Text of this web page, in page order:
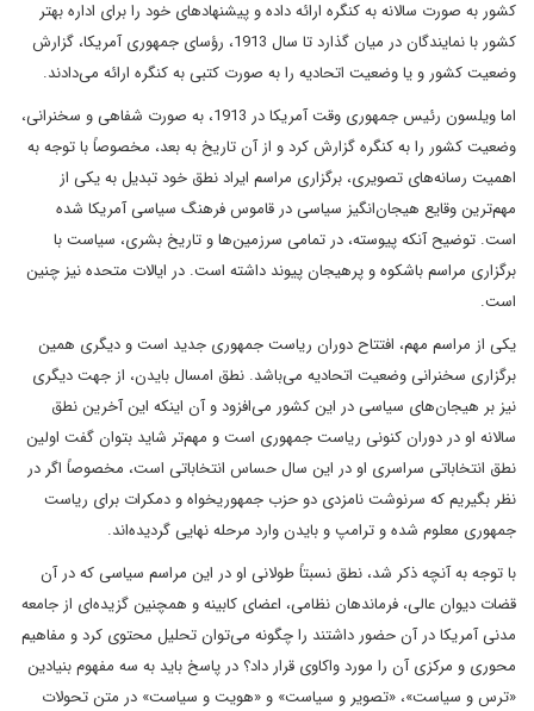
کشور به صورت سالانه به کنگره ارائه داده و پیشنهادهای خود را برای اداره بهتر
کشور با نمایندگان در میان گذارد تا سال 1913، رؤسای جمهوری آمریکا، گزارش
وضعیت کشور و یا وضعیت اتحادیه را به صورت کتبی به کنگره ارائه می‌دادند.
اما ویلسون رئیس جمهوری وقت آمریکا در 1913، به صورت شفاهی و سخنرانی،
وضعیت کشور را به کنگره گزارش کرد و از آن تاریخ به بعد، مخصوصاً با توجه به
اهمیت رسانه‌های تصویری، برگزاری مراسم ایراد نطق خود تبدیل به یکی از
مهم‌ترین وقایع هیجان‌انگیز سیاسی در قاموس فرهنگ سیاسی آمریکا شده
است. توضیح آنکه پیوسته، در تمامی سرزمین‌ها و تاریخ بشری، سیاست با
برگزاری مراسم باشکوه و پرهیجان پیوند داشته است. در ایالات متحده نیز چنین
است.
یکی از مراسم مهم، افتتاح دوران ریاست جمهوری جدید است و دیگری همین
برگزاری سخنرانی وضعیت اتحادیه می‌باشد. نطق امسال بایدن، از جهت دیگری
نیز بر هیجان‌های سیاسی در این کشور می‌افزود و آن اینکه این آخرین نطق
سالانه او در دوران کنونی ریاست جمهوری است و مهم‌تر شاید بتوان گفت اولین
نطق انتخاباتی سراسری او در این سال حساس انتخاباتی است، مخصوصاً اگر در
نظر بگیریم که سرنوشت نامزدی دو حزب جمهوریخواه و دمکرات برای ریاست
جمهوری معلوم شده و ترامپ و بایدن وارد مرحله نهایی گردیده‌اند.
با توجه به آنچه ذکر شد، نطق نسبتاً طولانی او در این مراسم سیاسی که در آن
قضات دیوان عالی، فرماندهان نظامی، اعضای کابینه و همچنین گزیده‌‌‌ای از جامعه
مدنی آمریکا در آن حضور داشتند را چگونه می‌توان تحلیل محتوی کرد و مفاهیم
محوری و مرکزی آن را مورد واکاوی قرار داد؟ در پاسخ باید به سه مفهوم بنیادین
«ترس و سیاست»، «تصویر و سیاست» و «هویت و سیاست» در متن تحولات